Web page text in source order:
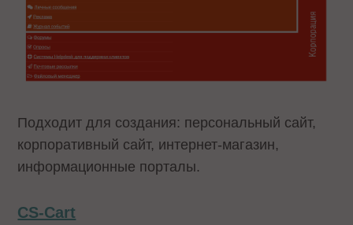
Подходит для создания: персональный сайт,
корпоративный сайт, интернет-магазин,
информационные порталы.
CS-Cart